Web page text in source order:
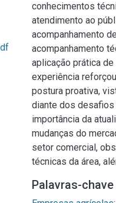
conhecimentos
atendimento ao
acompanhamento
acompanhamento
aplicação prática
experiência
postura proativa,
diante dos desafios
importância da
mudanças do
setor comercial,
técnicas da área,
Palavras-chave